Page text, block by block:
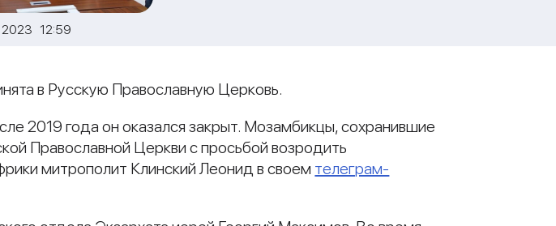
2023 12:59
в Русскую Православную Церковь.
2019 года он оказался закрыт. Мозамбикцы, сохранившие
Православной Церкви с просьбой возродить
митрополит Клинский Леонид в своем телеграм-